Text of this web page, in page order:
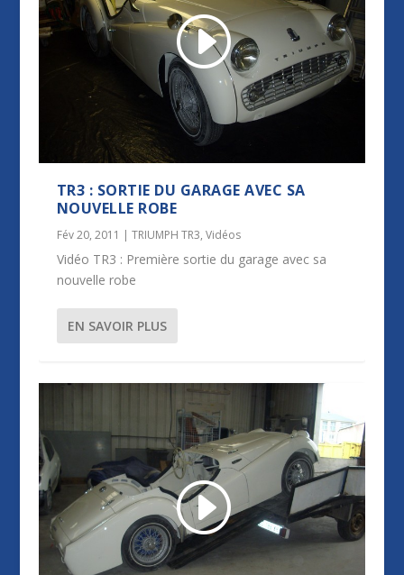
TR3 : SORTIE DU GARAGE AVEC SA
NOUVELLE ROBE
Fév 20, 2011 | TRIUMPH TR3, Vidéos
Vidéo TR3 : Première sortie du garage avec sa
nouvelle robe
EN SAVOIR PLUS